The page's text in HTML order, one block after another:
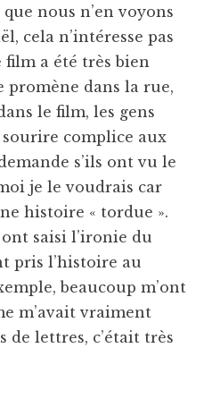
nous n’en voyons
cela n’intéresse pas
film a été très bien
promène dans la rue,
le film, les gens
sourire complice aux
s’ils ont vu le
je le voudrais car
histoire « tordue ».
saisi l’ironie du
pris l’histoire au
beaucoup m’ont
m’avait vraiment
de lettres, c’était très